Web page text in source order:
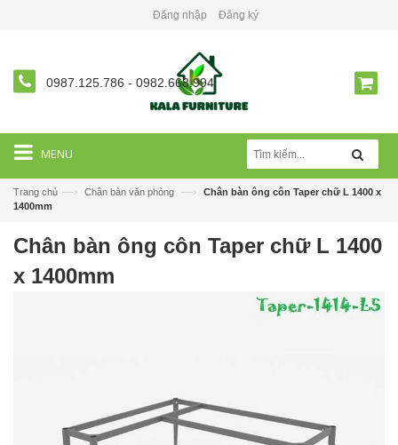
Đăng nhập Đăng ký
0987.125.786 - 0982.668.994
MENU
Trang chủ —› Chân bàn văn phòng —›
Chân bàn ông côn Taper chữ L 1400 x
1400mm
Chân bàn ông côn Taper chữ L 1400
x 1400mm